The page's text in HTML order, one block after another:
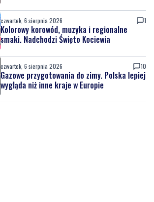
czwartek, 6 sierpnia 2026 1
Kolorowy korowód, muzyka i regionalne
smaki. Nadchodzi Święto Kociewia
czwartek, 6 sierpnia 2026 10
Gazowe przygotowania do zimy. Polska lepiej
wygląda niż inne kraje w Europie